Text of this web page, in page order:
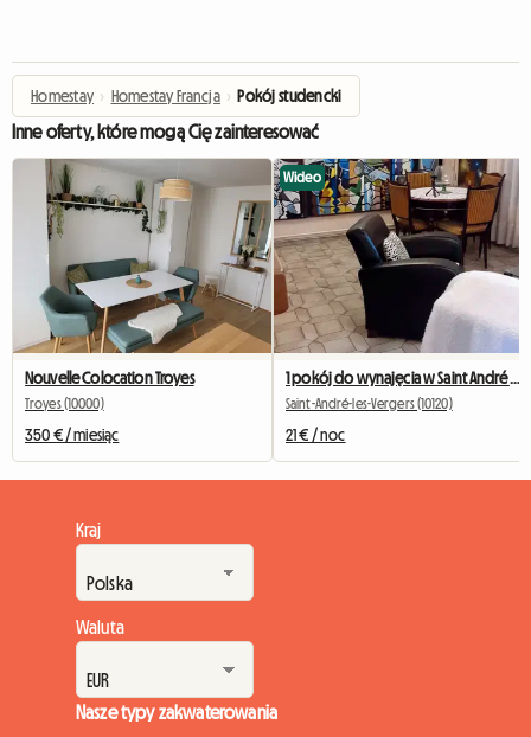
Homestay › Homestay Francja › Pokój studencki
Inne oferty, które mogą Cię zainteresować
Nouvelle Colocation Troyes
Troyes (10000)
350 € / miesiąc
Wideo
Saint-André-les-Vergers (10120)
21 € / noc
Kraj
Waluta
Nasze typy zakwaterowania